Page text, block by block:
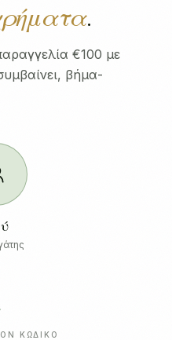
.
€100 με
βήμα-
ΚΩΔΙΚΌ